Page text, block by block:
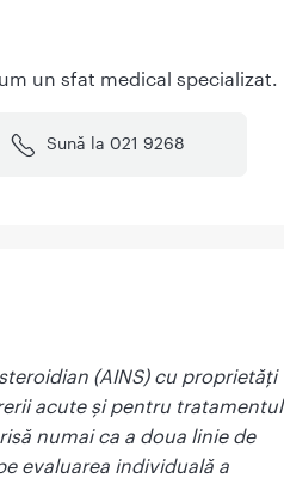
un sfat medical specializat.
Sună la 021 9268
(AINS) cu proprietăţi
acute şi pentru tratamentul
numai ca a doua linie de
evaluarea individuală a